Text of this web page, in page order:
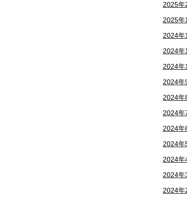
2025年
2025年
2024年
2024年
2024年
2024年
2024年
2024年
2024年
2024年
2024年
2024年
2024年